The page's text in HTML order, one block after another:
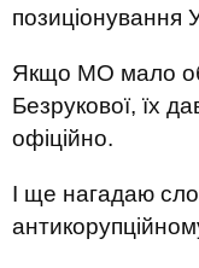
позиціонування
Якщо МО мало
Безрукової, їх
офіційно.
І ще нагадаю